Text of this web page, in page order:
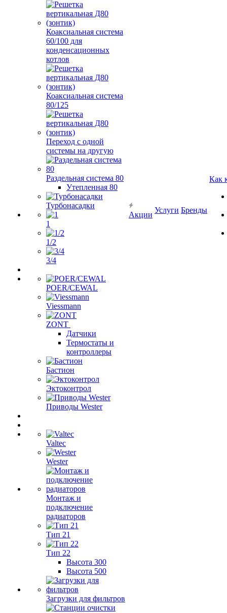
Коаксиальная система
60/100 для
конденсационных
котлов
Коаксиальная система
80/125
Переход с одной
системы на другую
Раздельная система 80
Утепленная 80
Турбонасадки
1
1/2
3/4
POER/CEWAL
Viessmann
ZONT
Датчики
Термостаты и
контроллеры
Бастион
Эктоконтрол
Приводы Wester
Valtec
Wester
Монтаж и
подключение
радиаторов
Тип 21
Тип 22
Высота 300
Высота 500
Загрузки для фильтров
Акции
Услуги Бренды
Как